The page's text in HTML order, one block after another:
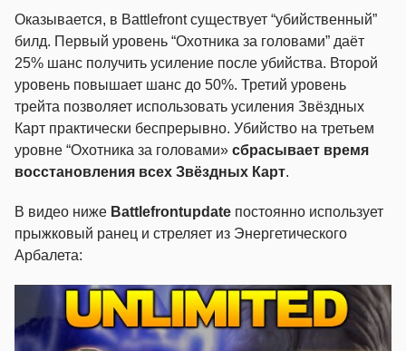
Оказывается, в Battlefront существует “убийственный”
билд. Первый уровень “Охотника за головами” даёт
25% шанс получить усиление после убийства. Второй
уровень повышает шанс до 50%. Третий уровень
трейта позволяет использовать усиления Звёздных
Карт практически беспрерывно. Убийство на третьем
уровне “Охотника за головами» сбрасывает время
восстановления всех Звёздных Карт.
В видео ниже Battlefrontupdate постоянно использует
прыжковый ранец и стреляет из Энергетического
Арбалета: